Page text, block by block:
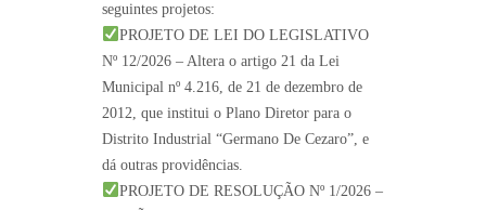
seguintes projetos:
PROJETO DE LEI DO LEGISLATIVO
Nº 12/2026 – Altera o artigo 21 da Lei
Municipal nº 4.216, de 21 de dezembro de
2012, que institui o Plano Diretor para o
Distrito Industrial “Germano De Cezaro”, e
dá outras providências.
PROJETO DE RESOLUÇÃO Nº 1/2026 –